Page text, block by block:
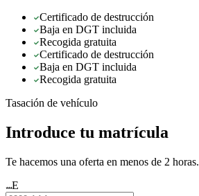
Certificado de destrucción
Baja en DGT incluida
Recogida gratuita
Certificado de destrucción
Baja en DGT incluida
Recogida gratuita
Tasación de vehículo
Introduce tu matrícula
Te hacemos una oferta en menos de 2 horas.
★★★E